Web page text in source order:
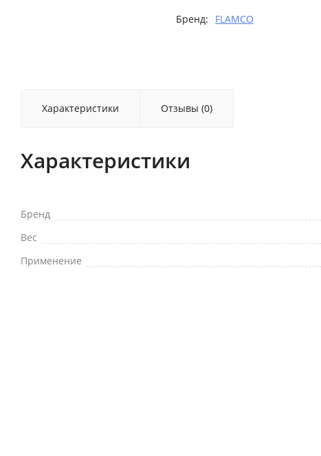
Бренд: FLAMCO
Характеристики Отзывы (0)
Характеристики
Бренд
Вес
Применение